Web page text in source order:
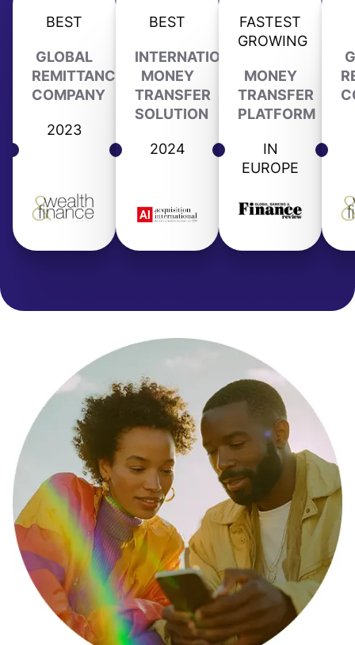
BEST
GLOBAL
REMITTANCE
COMPANY
2023
BEST
INTERNATIONAL
MONEY
TRANSFER
SOLUTION
2024
FASTEST
GROWING
MONEY
TRANSFER
PLATFORM
IN
EUROPE